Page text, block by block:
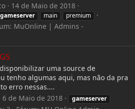
14 de Maio de 2018
gameserver main premium
MuOnline | Admins -
uma source de
tenho algumas aqui, mas não da pra
erro nessas....
6 de Maio de 2018
gameserver